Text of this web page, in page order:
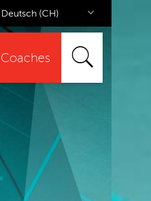
Deutsch (CH)
Coaches